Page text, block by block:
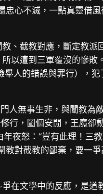
心不滅，一點真靈借
、截教對應，斷定教
以遭到三軍覆沒的慘
人的錯誤與罪行），
人無事生非，與闡教為
，圖個安閒，王魔卻
夜怒：“豈有此理！三
對截教的鄙棄，要一
在文學中的反應，是